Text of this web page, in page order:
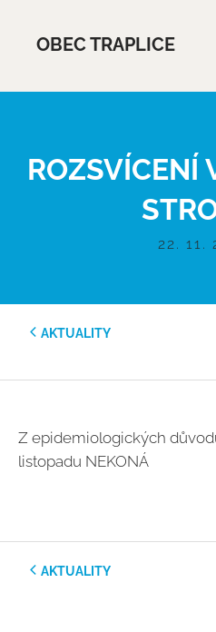
OBEC TRAPLICE
ROZSVÍCENÍ
22. 11.
AKTUALITY
Z epidemiologických
listopadu NEKONÁ
AKTUALITY